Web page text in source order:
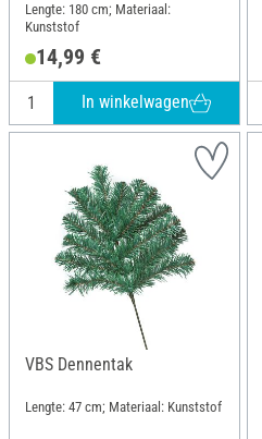
Lengte: 180 cm; Materiaal:
Kunststof
14,99 €
In winkelwagen
VBS Dennentak
Lengte: 47 cm; Materiaal: Kunststof